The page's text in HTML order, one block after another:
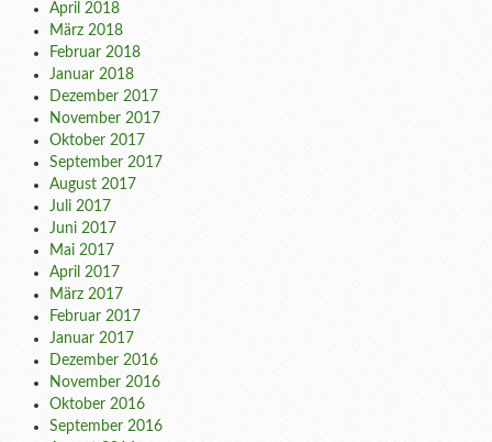
April 2018
März 2018
Februar 2018
Januar 2018
Dezember 2017
November 2017
Oktober 2017
September 2017
August 2017
Juli 2017
Juni 2017
Mai 2017
April 2017
März 2017
Februar 2017
Januar 2017
Dezember 2016
November 2016
Oktober 2016
September 2016